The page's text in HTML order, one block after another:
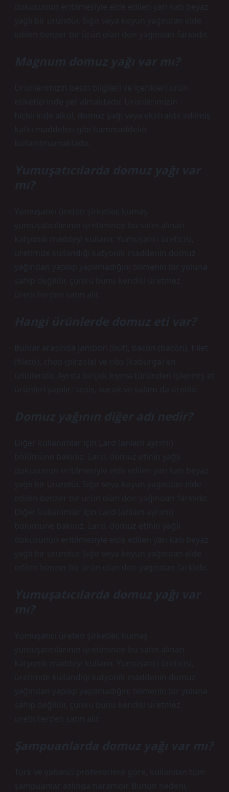
dokusunun eritilmesiyle elde edilen yarı katı beyaz
yağlı bir üründür. Sığır veya koyun yağından elde
edilen benzer bir ürün olan don yağından farklıdır.
Magnum domuz yağı var mı?
Ürünlerimizin besin bilgileri ve içerikleri ürün
etiketlerinde yer almaktadır. Ürünlerimizin
hiçbirinde alkol, domuz yağı veya ekstrakte edilmiş
katkı maddeleri gibi hammaddeler
kullanılmamaktadır.
Yumuşatıcılarda domuz yağı var
mı?
Yumuşatıcı üreten şirketler, kumaş
yumuşatıcılarının üretiminde bu satın alınan
katyonik maddeyi kullanır. Yumuşatıcı üreticisi,
üretimde kullandığı katyonik maddenin domuz
yağından yapılıp yapılmadığını bilmenin bir yoluna
sahip değildir, çünkü bunu kendisi üretmez,
üreticilerden satın alır.
Hangi ürünlerde domuz eti var?
Bunlar arasında jambon (but), bacon (bacon), fillet
(fileto), chop (pirzola) ve ribs (kaburga) en
ünlüleridir. Ayrıca birçok kıyma türünden işlenmiş et
ürünleri yapılır; sosis, sucuk ve salam da üretilir.
Domuz yağının diğer adı nedir?
Diğer kullanımlar için Lard (anlam ayrımı)
bölümüne bakınız. Lard, domuz etinin yağlı
dokusunun eritilmesiyle elde edilen yarı katı beyaz
yağlı bir üründür. Sığır veya koyun yağından elde
edilen benzer bir ürün olan don yağından farklıdır.
Diğer kullanımlar için Lard (anlam ayrımı)
bölümüne bakınız. Lard, domuz etinin yağlı
dokusunun eritilmesiyle elde edilen yarı katı beyaz
yağlı bir üründür. Sığır veya koyun yağından elde
edilen benzer bir ürün olan don yağından farklıdır.
Yumuşatıcılarda domuz yağı var
mı?
Yumuşatıcı üreten şirketler, kumaş
yumuşatıcılarının üretiminde bu satın alınan
katyonik maddeyi kullanır. Yumuşatıcı üreticisi,
üretimde kullandığı katyonik maddenin domuz
yağından yapılıp yapılmadığını bilmenin bir yoluna
sahip değildir, çünkü bunu kendisi üretmez,
üreticilerden satın alır.
Şampuanlarda domuz yağı var mı?
Türk ve yabancı profesörlere göre, kullanılan tüm
şampuanlar aslında haramdır. Bunun nedeni,